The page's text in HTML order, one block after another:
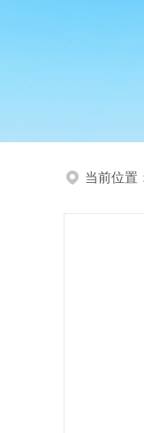
当前位置